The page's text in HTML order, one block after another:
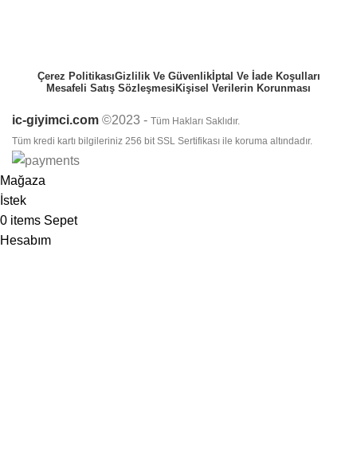
Çerez PolitikasıGizlilik Ve Güvenlikİptal Ve İade Koşulları
Mesafeli Satış Sözleşmesi Kişisel Verilerin Korunması
ic-giyimci.com ©2023 - Tüm Hakları Saklıdır.
Tüm kredi kartı bilgileriniz 256 bit SSL Sertifikası ile koruma altındadır.
Mağaza
İstek
0 items Sepet
Hesabım